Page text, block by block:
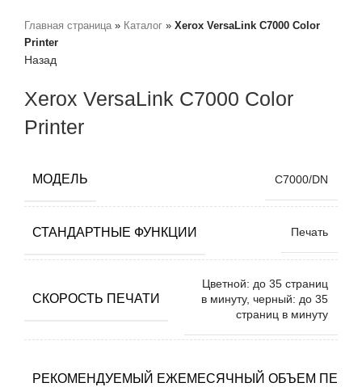
Главная страница » Каталог » Xerox VersaLink C7000 Color
Printer
Назад
Xerox VersaLink C7000 Color
Printer
МОДЕЛЬ C7000/DN
СТАНДАРТНЫЕ ФУНКЦИИ Печать
СКОРОСТЬ ПЕЧАТИ
Цветной: до 35 страниц
в минуту, черный: до 35
страниц в минуту
РЕКОМЕНДУЕМЫЙ ЕЖЕМЕСЯЧНЫЙ ОБЪЕМ